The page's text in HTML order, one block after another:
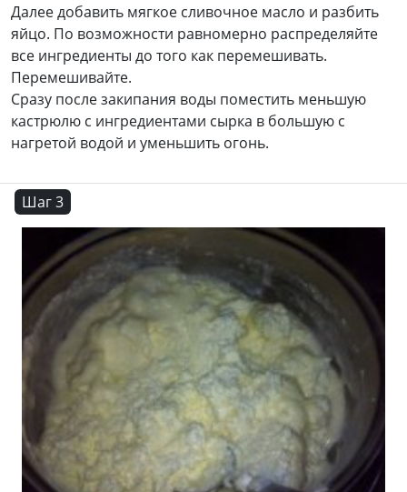
Далее добавить мягкое сливочное масло и разбить
яйцо. По возможности равномерно распределяйте
все ингредиенты до того как перемешивать.
Перемешивайте.
Сразу после закипания воды поместить меньшую
кастрюлю с ингредиентами сырка в большую с
нагретой водой и уменьшить огонь.
Шаг 3